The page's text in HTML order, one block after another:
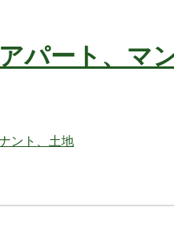
パート、マ
不動産の事ならお任せ下さい
ト、土地
不動産の事ならお任せ下さい